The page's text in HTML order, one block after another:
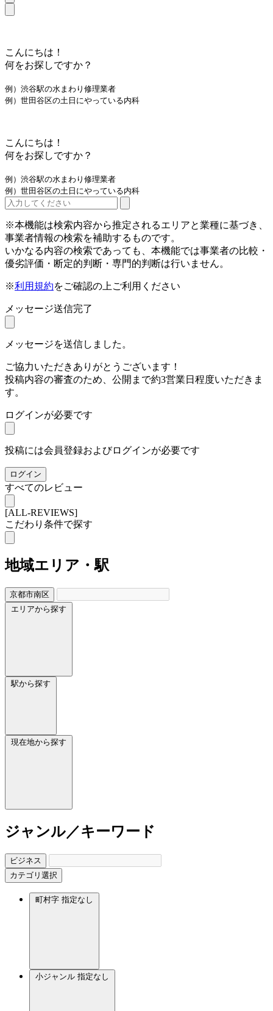
こんにちは！
何をお探しですか？
例）渋谷駅の水まわり修理業者
例）世田谷区の土日にやっている内科
こんにちは！
何をお探しですか？
例）渋谷駅の水まわり修理業者
例）世田谷区の土日にやっている内科
※本機能は検索内容から推定されるエリアと業種に基づき、
事業者情報の検索を補助するものです。
いかなる内容の検索であっても、本機能では事業者の比較・
優劣評価・断定的判断・専門的判断は行いません。
※利用規約をご確認の上ご利用ください
メッセージ送信完了
メッセージを送信しました。
ご協力いただきありがとうございます！
投稿内容の審査のため、公開まで約3営業日程度いただきま
す。
ログインが必要です
投稿には会員登録およびログインが必要です
ログイン
すべてのレビュー
[ALL-REVIEWS]
こだわり条件で探す
地域エリア・駅
京都市南区
エリアから探す
駅から探す
現在地から探す
ジャンル／キーワード
ビジネス
カテゴリ選択
町村字 指定なし
小ジャンル 指定なし